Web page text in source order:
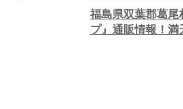
福島県双葉郡葛尾
プ』通販情報！満